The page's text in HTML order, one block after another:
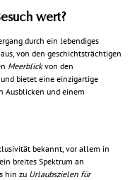
wert?
durch ein lebendiges
von den geschichtsträchtigen
Meerblickvon den
und bietet eine einzigartige
Ausblicken und einem
bekannt, vor allem in
breites Spektrum an
hin zu Urlaubszielen für